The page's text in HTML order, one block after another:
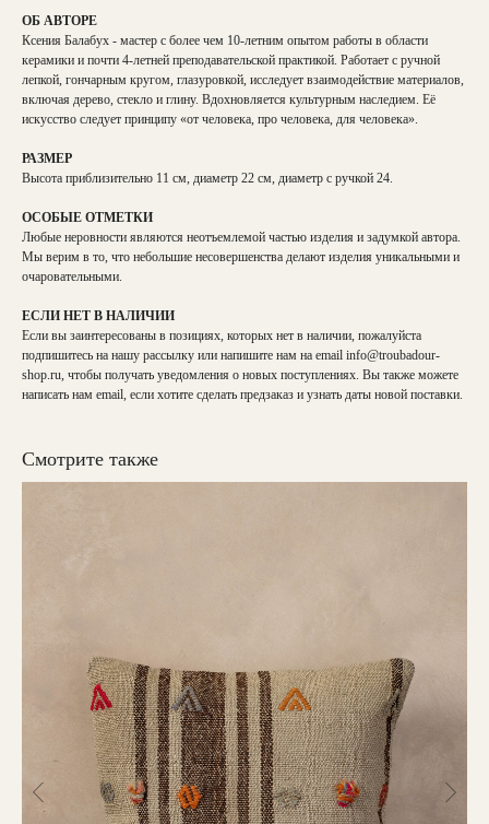
ОБ АВТОРЕ
Ксения Балабух - мастер с более чем 10-летним опытом работы в области
керамики и почти 4-летней преподавательской практикой. Работает с ручной
лепкой, гончарным кругом, глазуровкой, исследует взаимодействие материалов,
включая дерево, стекло и глину. Вдохновляется культурным наследием. Еë
искусство следует принципу «от человека, про человека, для человека».
РАЗМЕР
Высота приблизительно 11 см, диаметр 22 см, диаметр с ручкой 24.
ОСОБЫЕ ОТМЕТКИ
Любые неровности являются неотъемлемой частью изделия и задумкой автора.
Мы верим в то, что небольшие несовершенства делают изделия уникальными и
очаровательными.
ЕСЛИ НЕТ В НАЛИЧИИ
Если вы заинтересованы в позициях, которых нет в наличии, пожалуйста
подпишитесь на нашу рассылку или напишите нам на email info@troubadour-
shop.ru, чтобы получать уведомления о новых поступлениях. Вы также можете
написать нам email, если хотите сделать предзаказ и узнать даты новой поставки.
Смотрите также